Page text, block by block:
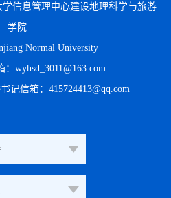
信息管理中心建设地理科学与旅游
学院
Normal University
wyhsd_3011@163.com
记信箱：415724413@qq.com